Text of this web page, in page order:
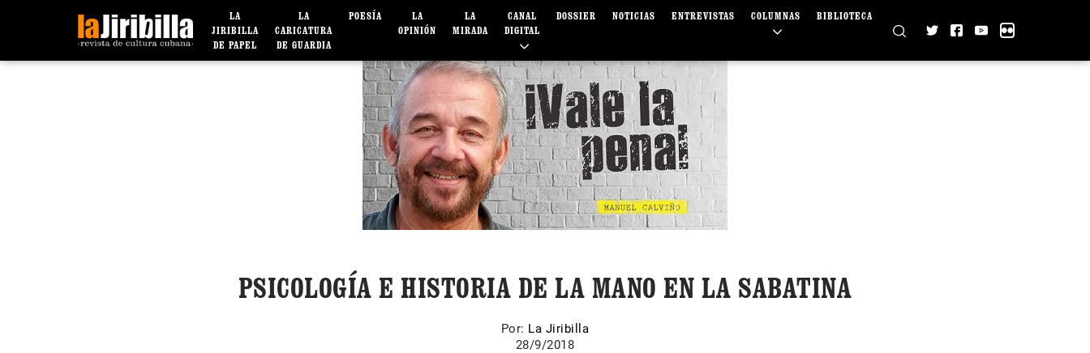
LA
JIRIBILLA
DE PAPEL
LA
CARICATURA
DE GUARDIA
POESÍA
LA
OPINIÓN
LA
MIRADA
CANAL
DIGITAL
DOSSIER NOTICIAS ENTREVISTAS COLUMNAS BIBLIOTECA
PSICOLOGÍA E HISTORIA DE LA MANO EN LA SABATINA
Por: La Jiribilla
28/9/2018